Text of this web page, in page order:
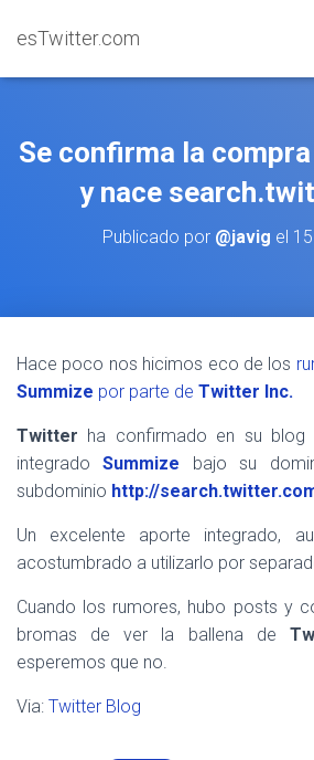
esTwitter.com
Se confirma la
y nace
Publicado por @javig el
Hace poco nos hicimos eco de los
Summize por parte de Twitter Inc.
Twitter ha confirmado en su
integradoSummize bajo su
subdominio http://
Un excelente aporte integrado,
acostumbrado a utilizarlo por
Cuando los rumores, hubo posts y
bromas de ver la ballena de
esperemos que no.
Via: Twitter Blog